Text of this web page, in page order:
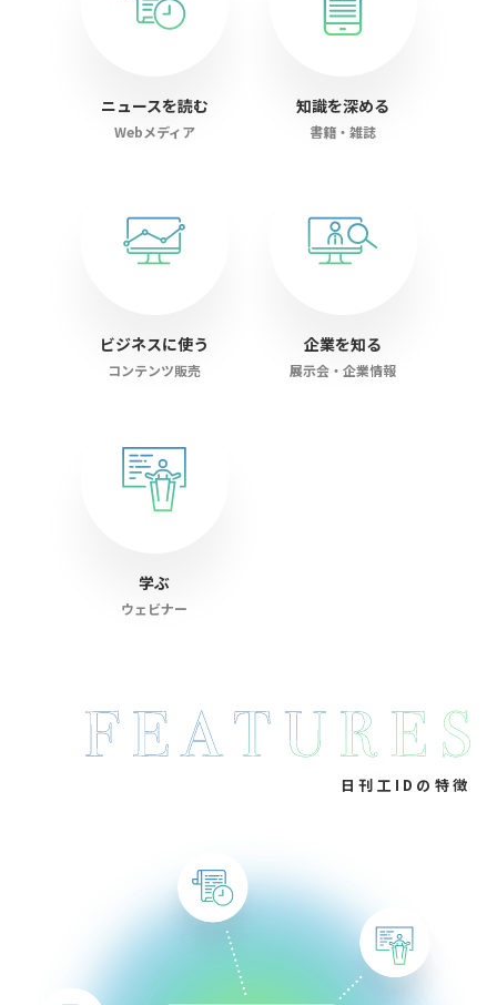
ニュースを読む
Webメディア
知識を深める
書籍・雑誌
ビジネスに使う
コンテンツ販売
企業を知る
展示会・企業情報
学ぶ
ウェビナー
日刊工IDの特徴